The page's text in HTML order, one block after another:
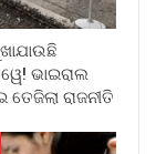
ଭାଇରାଲ
ରାଜନୀତି